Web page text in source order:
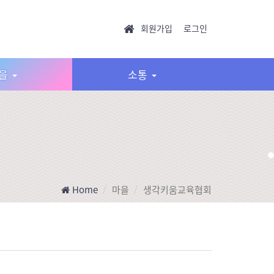
회원가입 로그인
소통
Home 마을 생각키움교육협회